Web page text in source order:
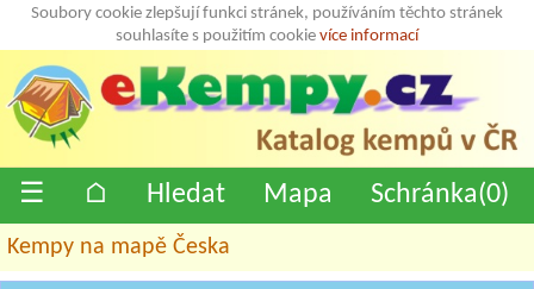
Soubory cookie zlepšují funkci stránek, používáním těchto stránek
souhlasíte s použitím cookie více informací
☰ ⌂ Hledat Mapa Schránka(0)
Kempy na mapě Česka